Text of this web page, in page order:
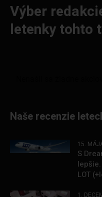
Výber
letenky tohto
Naše recenzie
15.
S
LOT
1.